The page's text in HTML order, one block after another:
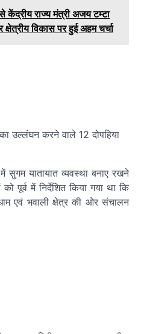
केंद्रीय राज्य मंत्री अजय टम्टा
विकास पर हुई अहम चर्चा
का उल्लंघन करने वाले 12 दोपहिया
सुगम यातायात व्यवस्था बनाए रखने
पूर्व में निर्देशित किया गया था कि
एवं भवाली क्षेत्र की ओर संचालन